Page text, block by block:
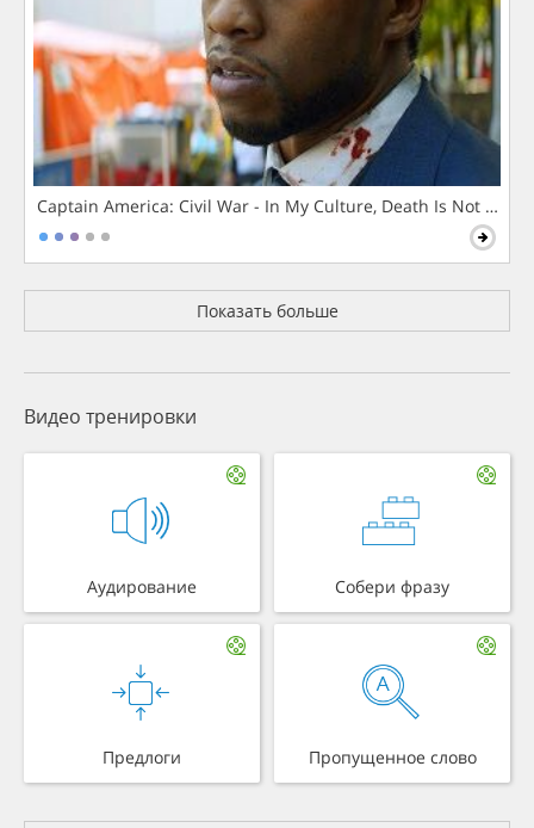
Captain America: Civil War - In My Culture, Death Is Not The
Показать больше
Видео тренировки
Аудирование Собери фразу
Предлоги Пропущенное слово